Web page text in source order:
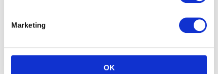
Marketing
OK